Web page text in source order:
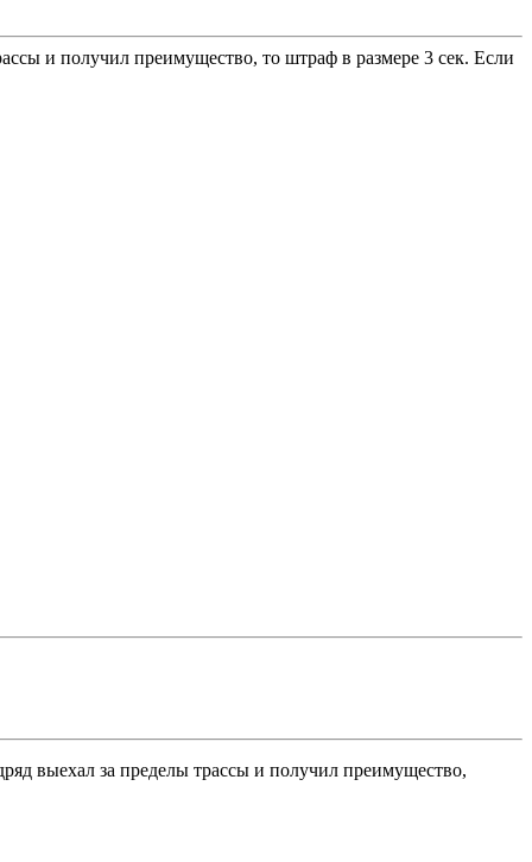
и получил преимущество, то штраф в размере 3 сек. Если
выехал за пределы трассы и получил преимущество,